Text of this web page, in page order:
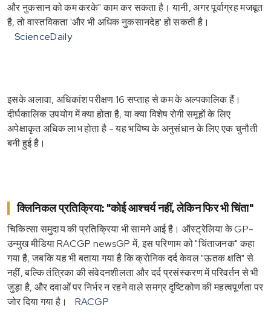
और नुकसान को कम करके" काम कर सकता है। यानी, अगर पूर्वाग्रह मजबूत
है, तो वास्तविकता 'और भी अधिक नुकसानदेह' हो सकती है।
ScienceDaily
इसके अलावा, अधिकांश परीक्षण 16 सप्ताह से कम के अल्पकालिक हैं।
दीर्घकालिक उपयोग में क्या होता है, या क्या विशेष रोगी समूहों के लिए
अपेक्षाकृत अधिक लाभ होता है - यह भविष्य के अनुसंधान के लिए एक चुनौती
बनी हुई है।
क्लिनिकल प्रतिक्रिया: "कोई आश्चर्य नहीं, लेकिन फिर भी चिंता"
चिकित्सा समुदाय की प्रतिक्रिया भी सामने आई है। ऑस्ट्रेलिया के GP-
उन्मुख मीडिया RACGP newsGP में, इस परिणाम को "चिंताजनक" कहा
गया है, जबकि यह भी बताया गया है कि क्रोनिक दर्द केवल "ऊतक क्षति" से
नहीं, बल्कि तंत्रिका की संवेदनशीलता और दर्द प्रसंस्करण में परिवर्तन से भी
जुड़ा है, और दवाओं पर निर्भर न रहने वाले समग्र दृष्टिकोण की महत्वपूर्णता पर
जोर दिया गया है।
RACGP